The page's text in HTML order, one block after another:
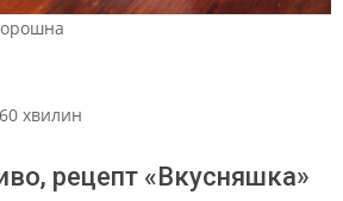
60 хвилин
рецепт «Вкусняшка»